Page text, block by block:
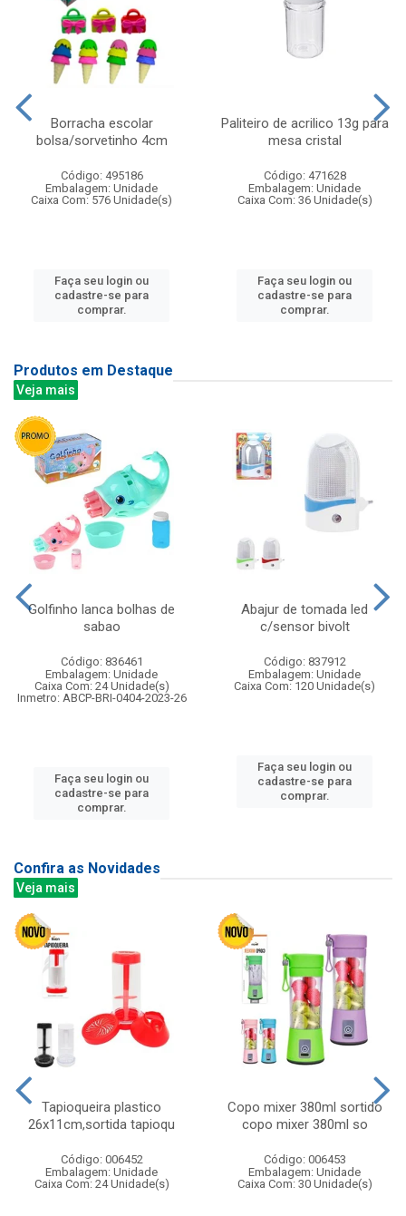
Borracha escolar
bolsa/sorvetinho 4cm
Código: 495186
Embalagem: Unidade
Caixa Com: 576 Unidade(s)
Faça seu login ou
cadastre-se para
comprar.
Paliteiro de acrilico 13g para
mesa cristal
Código: 471628
Embalagem: Unidade
Caixa Com: 36 Unidade(s)
Faça seu login ou
cadastre-se para
comprar.
Produtos em Destaque
Veja mais
Golfinho lanca bolhas de
sabao
Código: 836461
Embalagem: Unidade
Caixa Com: 24 Unidade(s)
Inmetro: ABCP-BRI-0404-2023-26
Faça seu login ou
cadastre-se para
comprar.
Abajur de tomada led
c/sensor bivolt
Código: 837912
Embalagem: Unidade
Caixa Com: 120 Unidade(s)
Faça seu login ou
cadastre-se para
comprar.
Confira as Novidades
Veja mais
Tapioqueira plastico
26x11cm,sortida tapioqu
Código: 006452
Embalagem: Unidade
Caixa Com: 24 Unidade(s)
Copo mixer 380ml sortido
copo mixer 380ml so
Código: 006453
Embalagem: Unidade
Caixa Com: 30 Unidade(s)